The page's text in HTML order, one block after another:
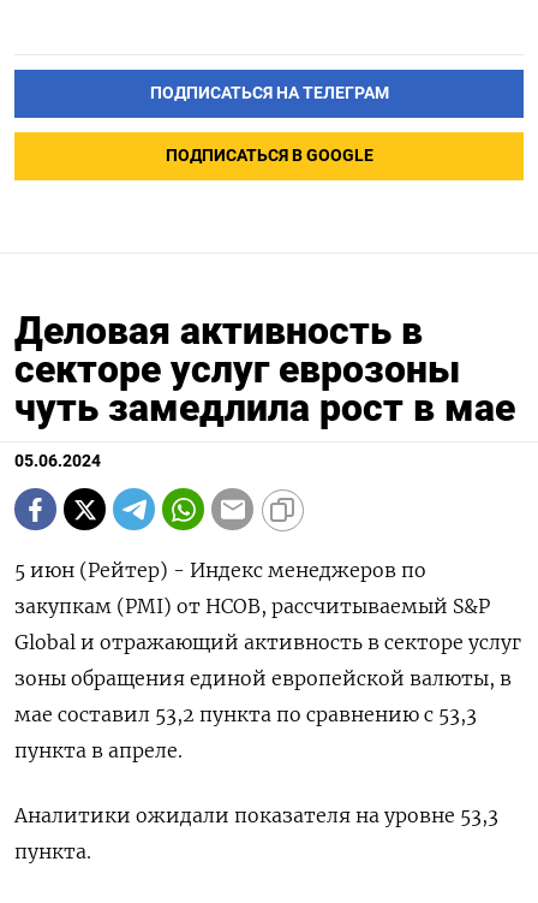
ПОДПИСАТЬСЯ НА ТЕЛЕГРАМ
ПОДПИСАТЬСЯ В GOOGLE
Деловая активность в
секторе услуг еврозоны
чуть замедлила рост в мае
05.06.2024
5 июн (Рейтер) - Индекс менеджеров по
закупкам (PMI) от HCOB, рассчитываемый S&P
Global и отражающий активность в секторе услуг
зоны обращения единой европейской валюты, в
мае составил 53,2 пункта по сравнению с 53,3
пункта в апреле.
Аналитики ожидали показателя на уровне 53,3
пункта.